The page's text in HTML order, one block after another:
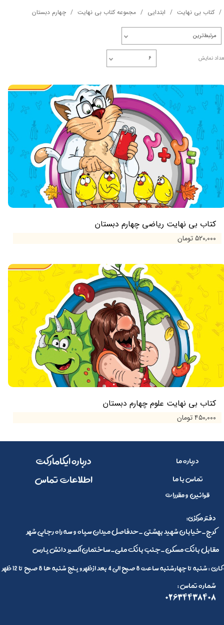
کتاب بی نهایت ابتدایی مجموعه کتاب بی نهایت چهارم دبستان
مرتبط‌ترین
نمایش ۶
کتاب بی نهایت ریاضی چهارم دبستان
۵۲۰,۰۰۰ تومان
کتاب بی نهایت علوم چهارم دبستان
۴۵۰,۰۰۰ تومان
درباره ما
تماس با ما
قوانین و مقررات
​​درباره ایکامارکت
​اطلاعات تماس
کرج_خیابان شهید بهشتی _حدفاصل میدان سپاه و سه راه رجایی شهر
مقابل بانک مسکن_جنب بانک ملی_ساختمان اکسیر دانش پارس
:دفتر مرکزی
چهارشنبه ساعت 8 صبح الی 4 بعد ازظهر و پنج شنبه ها 8 صبح تا 12 ظهر
: شماره تماس
02634438408